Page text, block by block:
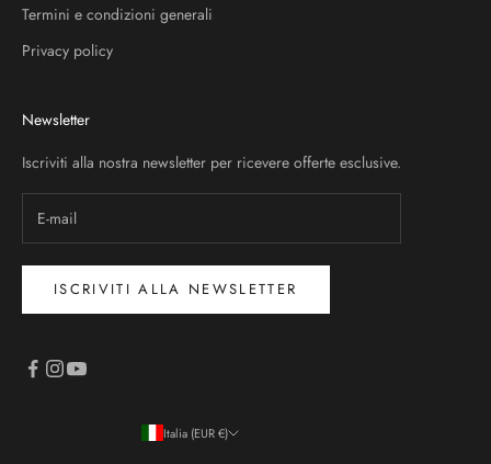
Termini e condizioni generali
Privacy policy
Newsletter
Iscriviti alla nostra newsletter per ricevere offerte esclusive.
ISCRIVITI ALLA NEWSLETTER
Italia (EUR €)